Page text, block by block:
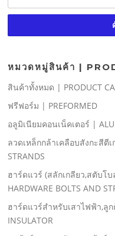
สำหรับ:
หมวดหมู่สินค้า |
สินค้าทั้งหมด | PRODUCT
ฟรีฟอร์ม | PREFORMED
อลูมิเนียมคอนเน็คเตอร์ |
ลวดเหล็กกล้าเคลือบสังกะสีตีเ
STRANDS
ฮาร์ดแวร์ (สลักเกลียว,สตับโ
HARDWARE BOLTS AND
ฮาร์ดแวร์สําหรับเสาไฟฟ้า,ลูก
INSULATOR